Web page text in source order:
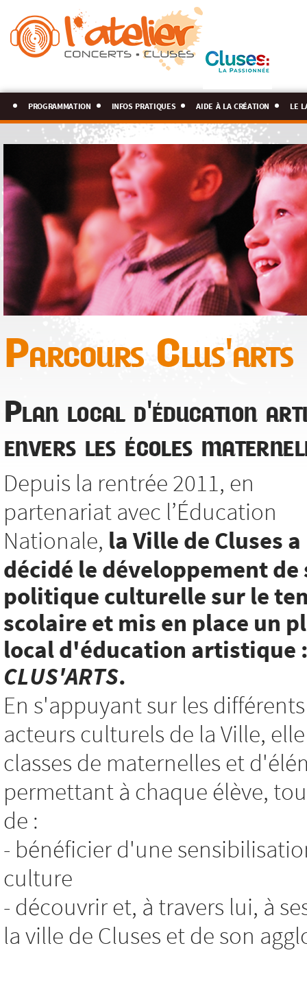
programmation infos pratiques aide à la création le
Parcours Clus'arts
Plan local d'éducation
envers les écoles
Depuis la rentrée 2011, en
partenariat avec l’Éducation
Nationale, la Ville de Cluses a
décidé le développement de
politique culturelle sur le
scolaire et mis en place un
local d'éducation artistique
CLUS'ARTS.
En s'appuyant sur les différents
acteurs culturels de la Ville,
classes de maternelles et
permettant à chaque élève,
de :
- bénéficier d'une
culture
- découvrir et, à travers lui, à
la ville de Cluses et de son